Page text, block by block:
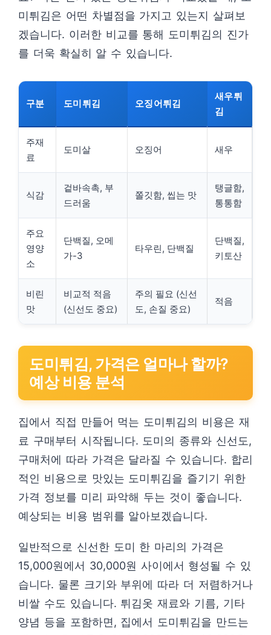
미튀김은 어떤 차별점을 가지고 있는지 살펴보
겠습니다. 이러한 비교를 통해 도미튀김의 진가
를 더욱 확실히 알 수 있습니다.
구분 도미튀김 오징어튀김
새우튀
김
주재
료
도미살 오징어 새우
식감
겉바속촉, 부
드러움
쫄깃함, 씹는 맛
탱글함,
통통함
주요
영양
소
단백질, 오메
가-3
타우린, 단백질
단백질,
키토산
비린
맛
비교적 적음
(신선도 중요)
주의 필요 (신선
도, 손질 중요)
적음
도미튀김, 가격은 얼마나 할까?
예상 비용 분석
집에서 직접 만들어 먹는 도미튀김의 비용은 재
료 구매부터 시작됩니다. 도미의 종류와 신선도,
구매처에 따라 가격은 달라질 수 있습니다. 합리
적인 비용으로 맛있는 도미튀김을 즐기기 위한
가격 정보를 미리 파악해 두는 것이 좋습니다.
예상되는 비용 범위를 알아보겠습니다.
일반적으로 신선한 도미 한 마리의 가격은
15,000원에서 30,000원 사이에서 형성될 수 있
습니다. 물론 크기와 부위에 따라 더 저렴하거나
비쌀 수도 있습니다. 튀김옷 재료와 기름, 기타
양념 등을 포함하면, 집에서 도미튀김을 만드는